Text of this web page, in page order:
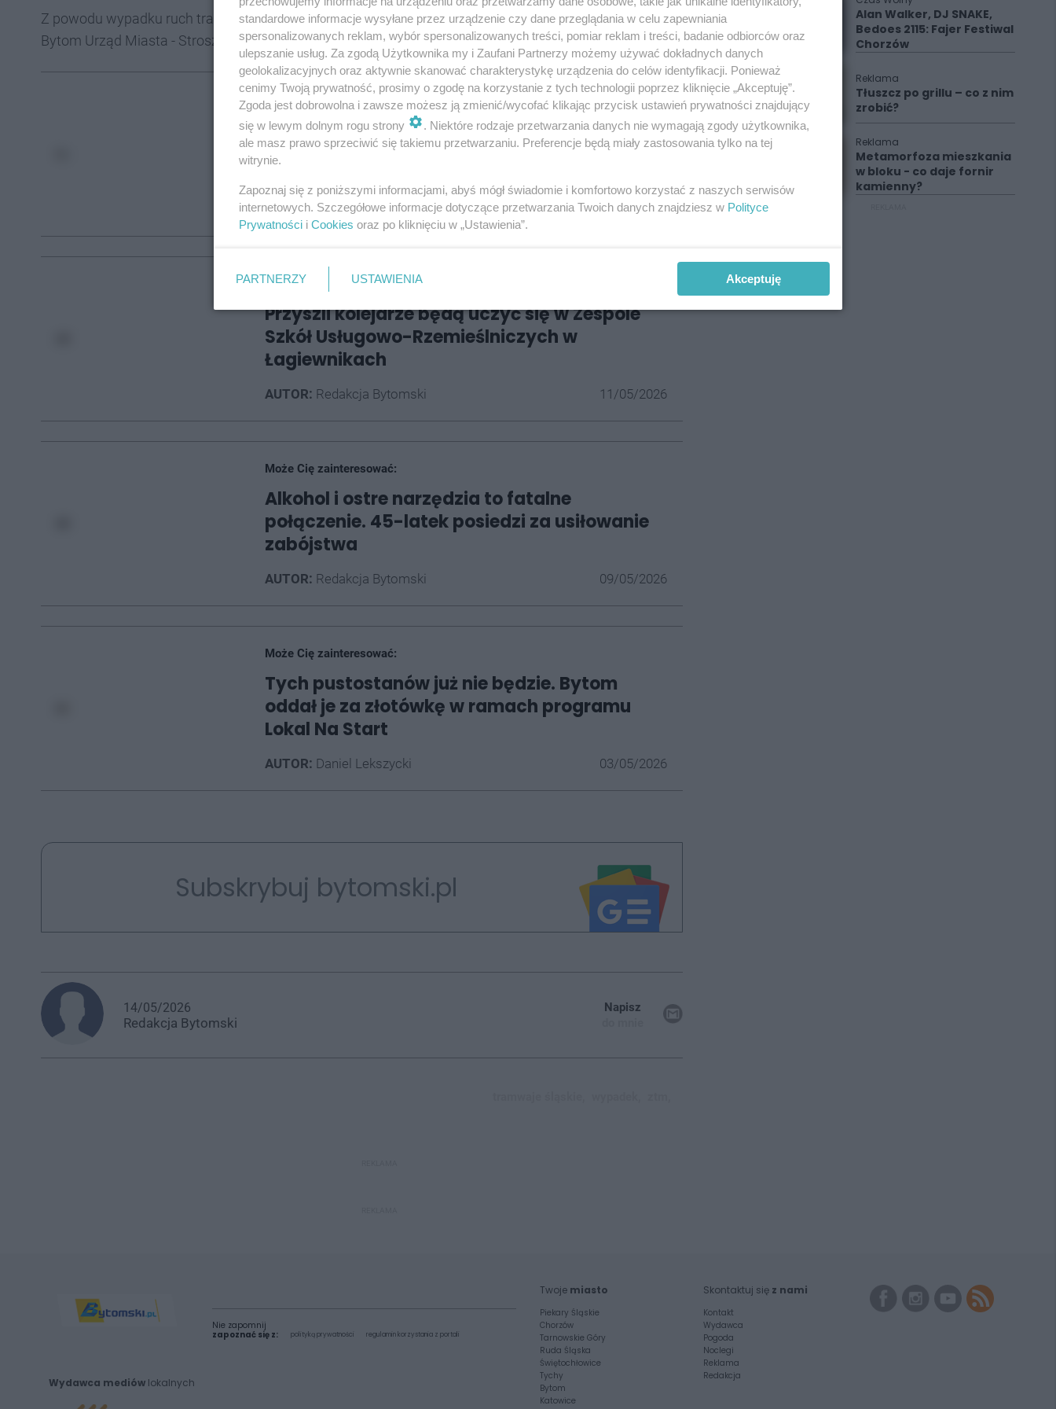
Z powodu wypadku ruch tramwajowy został czasowo wstrzymany w obu kierunkach. Na odcinku
Bytom Urząd Miasta - Stroszek Zajezdnia uruchomiono zastępczą komunikację autobusową.
Może Cię zainteresować:
Bytomska prokuratura rejonowa
wyprowadzi się z Sądowej 2... na Dworcową
AUTOR: Daniel Lekszycki 13/05/2026
Może Cię zainteresować:
Przyszli kolejarze będą uczyć się w Zespole
Szkół Usługowo-Rzemieślniczych w
Łagiewnikach
AUTOR: Redakcja Bytomski 11/05/2026
Może Cię zainteresować:
Alkohol i ostre narzędzia to fatalne
połączenie. 45-latek posiedzi za usiłowanie
zabójstwa
AUTOR: Redakcja Bytomski 09/05/2026
Może Cię zainteresować:
Tych pustostanów już nie będzie. Bytom
oddał je za złotówkę w ramach programu
Lokal Na Start
AUTOR: Daniel Lekszycki 03/05/2026
Subskrybuj bytomski.pl
14/05/2026
Redakcja Bytomski
Napisz
Alan Walker, DJ SNAKE,
Bedoes 2115: Fajer Festiwal
Chorzów
Reklama
Tłuszcz po grillu – co z nim
zrobić?
Reklama
Metamorfoza mieszkania
w bloku - co daje fornir
kamienny?
Wydawca mediów lokalnych
Nie zapomnij
zapoznać się z:
polityką prywatności regulamin korzystania z portali
Twoje miasto
Piekary Śląskie
Chorzów
Tarnowskie Góry
Ruda Śląska
Świętochłowice
Tychy
Bytom
Katowice
Skontaktuj się z nami
Kontakt
Wydawca
Pogoda
Noclegi
Reklama
Redakcja
standardowe informacje wysyłane przez urządzenie czy dane przeglądania w celu zapewniania
spersonalizowanych reklam, wybór spersonalizowanych treści, pomiar reklam i treści, badanie odbiorców oraz
ulepszanie usług. Za zgodą Użytkownika my i Zaufani Partnerzy możemy używać dokładnych danych
geolokalizacyjnych oraz aktywnie skanować charakterystykę urządzenia do celów identyfikacji. Ponieważ
cenimy Twoją prywatność, prosimy o zgodę na korzystanie z tych technologii poprzez kliknięcie „Akceptuję”.
Zgoda jest dobrowolna i zawsze możesz ją zmienić/wycofać klikając przycisk ustawień prywatności znajdujący
się w lewym dolnym rogu strony
. Niektóre rodzaje przetwarzania danych nie wymagają zgody użytkownika,
ale masz prawo sprzeciwić się takiemu przetwarzaniu. Preferencje będą miały zastosowania tylko na tej
witrynie.
Zapoznaj się z poniższymi informacjami, abyś mógł świadomie i komfortowo korzystać z naszych serwisów
internetowych. Szczegółowe informacje dotyczące przetwarzania Twoich danych znajdziesz w Polityce
Prywatności i Cookies oraz po kliknięciu w „Ustawienia”.
PARTNERZY USTAWIENIA Akceptuję